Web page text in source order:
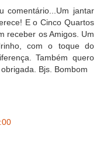
comentário...Um jantar
E o Cinco Quartos
receber os Amigos. Um
com o toque do
Também quero
Bjs. Bombom